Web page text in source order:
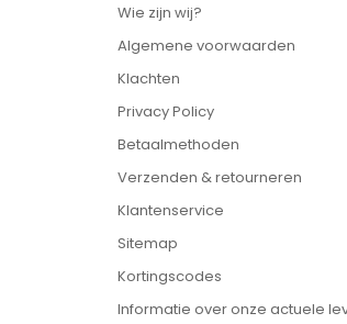
Wie zijn wij?
Algemene voorwaarden
Klachten
Privacy Policy
Betaalmethoden
Verzenden & retourneren
Klantenservice
Sitemap
Kortingscodes
Informatie over onze actuele